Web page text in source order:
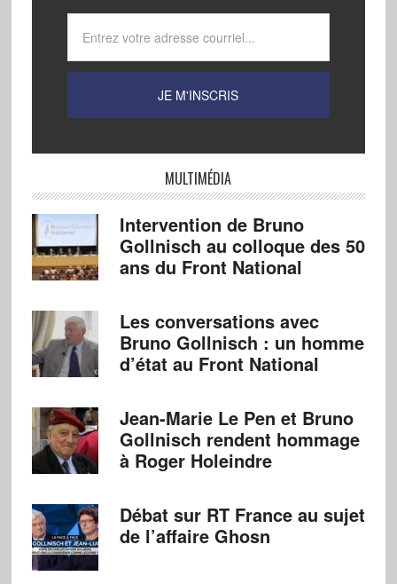
MULTIMÉDIA
Intervention de Bruno
Gollnisch au colloque des 50
ans du Front National
Les conversations avec
Bruno Gollnisch : un homme
d’état au Front National
Jean-Marie Le Pen et Bruno
Gollnisch rendent hommage
à Roger Holeindre
Débat sur RT France au sujet
de l’affaire Ghosn